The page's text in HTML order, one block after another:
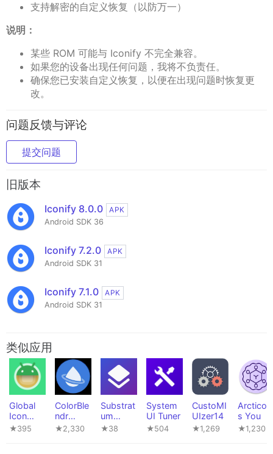
支持解密的自定义恢复（以防万一）
说明：
某些 ROM 可能与 Iconify 不完全兼容。
如果您的设备出现任何问题，我将不负责任。
确保您已安装自定义恢复，以便在出现问题时恢复更
改。
问题反馈与评论
提交问题
旧版本
Iconify 8.0.0
APK
Android SDK 36
Iconify 7.2.0
APK
Android SDK 31
Iconify 7.1.0
APK
Android SDK 31
类似应用
Global
Icon
Pack
★395
ColorBle
ndr
[Root]
★2,330
Substrat
um
Tweaks
★38
System
UI Tuner
★504
CustoMI
UIzer14
★1,269
Arcticon
s You
★1,230